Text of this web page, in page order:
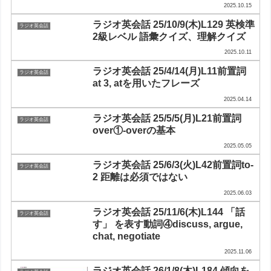
2025.10.15
ラジオ英会話
ラジオ英会話 25/10/9(木)L129 英検準
2級レベル 語彙クイズ、理解クイズ
2025.10.11
ラジオ英会話
ラジオ英会話 25/4/14(月)L11前置詞
at 3, atを用いたフレーズ
2025.04.14
ラジオ英会話
ラジオ英会話 25/5/5(月)L21前置詞
over①-overの基本
2025.05.05
ラジオ英会話
ラジオ英会話 25/6/3(火)L42前置詞to-
2 距離は必須ではない
2025.06.03
ラジオ英会話
ラジオ英会話 25/11/6(木)L144 「話
す」 を表す動詞④discuss, argue,
chat, negotiate
2025.11.06